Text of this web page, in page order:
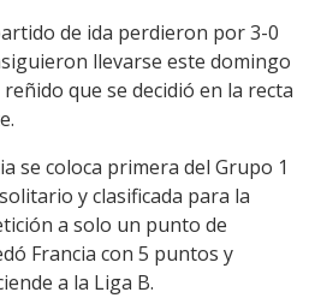
de ida perdieron por 3-0
llevarse este domingo
que se decidió en la recta
se coloca primera del Grupo 1
y clasificada para la
a solo un punto de
Francia con 5 puntos y
a la Liga B.